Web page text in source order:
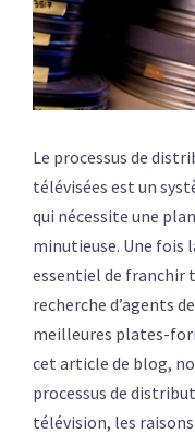
Le processus de
télévisées est un
qui nécessite une
minutieuse. Une fois
essentiel de franchir
recherche d’agents
meilleures plates-
cet article de blog,
processus de
télévision, les